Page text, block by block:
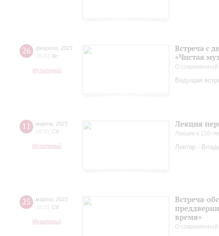
26 февраля 2023
19:00 Вс
Музиторий
Встреча с
«Чистая
О
Ведущая
11 марта
2023
18:30 Сб
Музиторий
Лекция
Лекции к 150-
Лектор -
25 марта
2023
18:00 Сб
Музиторий
Встреча-
время»
О